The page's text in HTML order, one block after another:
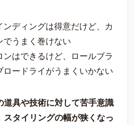
ンディングは得意だけど、カ
でうまく巻けない
ンはできるけど、ロールブラ
ロードライがうまくいかない
道具や技術に対して苦手意識
スタイリングの幅が狭くなっ